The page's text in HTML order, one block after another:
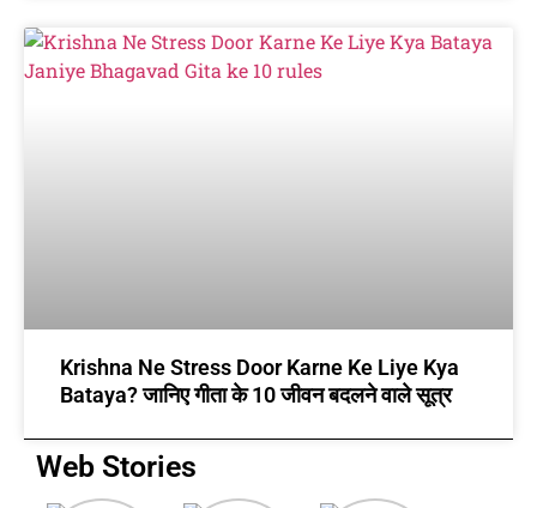
Krishna Ne Stress Door Karne Ke Liye Kya
Bataya? जानिए गीता के 10 जीवन बदलने वाले सूत्र
Web Stories